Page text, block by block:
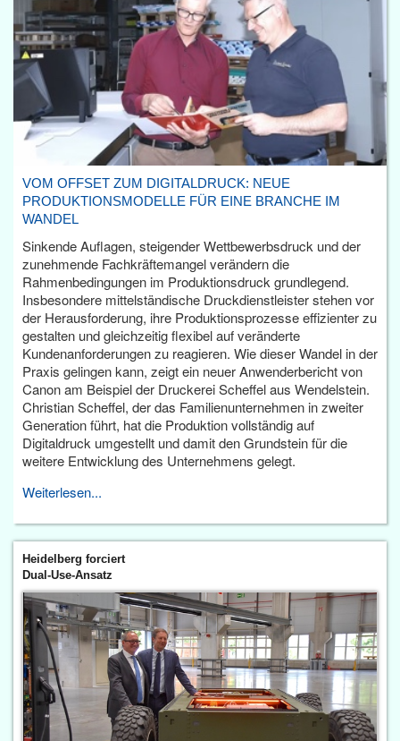
VOM OFFSET ZUM DIGITALDRUCK: NEUE
PRODUKTIONSMODELLE FÜR EINE BRANCHE IM
WANDEL
Sinkende Auflagen, steigender Wettbewerbsdruck und der
zunehmende Fachkräftemangel verändern die
Rahmenbedingungen im Produktionsdruck grundlegend.
Insbesondere mittelständische Druckdienstleister stehen vor
der Herausforderung, ihre Produktionsprozesse effizienter zu
gestalten und gleichzeitig flexibel auf veränderte
Kundenanforderungen zu reagieren. Wie dieser Wandel in der
Praxis gelingen kann, zeigt ein neuer Anwenderbericht von
Canon am Beispiel der Druckerei Scheffel aus Wendelstein.
Christian Scheffel, der das Familienunternehmen in zweiter
Generation führt, hat die Produktion vollständig auf
Digitaldruck umgestellt und damit den Grundstein für die
weitere Entwicklung des Unternehmens gelegt.
Weiterlesen...
Heidelberg forciert
Dual-Use-Ansatz